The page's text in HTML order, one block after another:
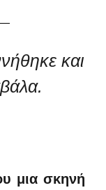
και
μια σκηνή